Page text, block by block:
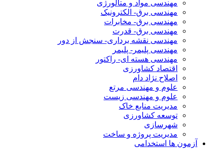
مهندسی مواد و متالورژی
مهندسی برق- الکترونیک
مهندسی برق- مخابرات
مهندسی برق- قدرت
مهندسی نقشه برداری- سنجش از دور
مهندسی پلیمر- پلیمر
مهندسی هسته ای- راکتور
اقتصاد کشاورزی
اصلاح نژاد دام
علوم و مهندسی مرتع
علوم و مهندسی زیست
مدیریت منابع خاک
توسعه کشاورزی
شهرسازی
مدیریت پروژه و ساخت
آزمون ها استخدامی